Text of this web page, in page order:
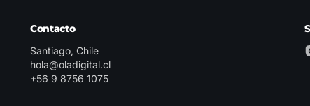
Contacto
Santiago, Chile
hola@oladigital.cl
+56 9 8756 1075